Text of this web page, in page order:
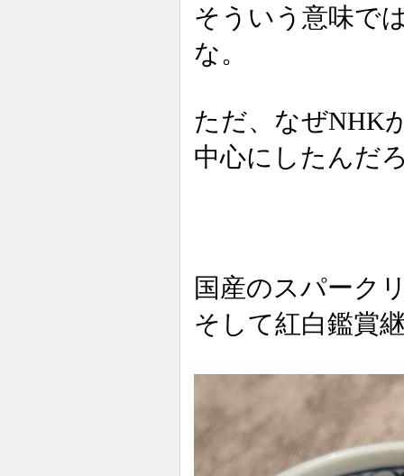
そういう意味で
な。
ただ、なぜNHK
中心にしたんだ
国産のスパーク
そして紅白鑑賞